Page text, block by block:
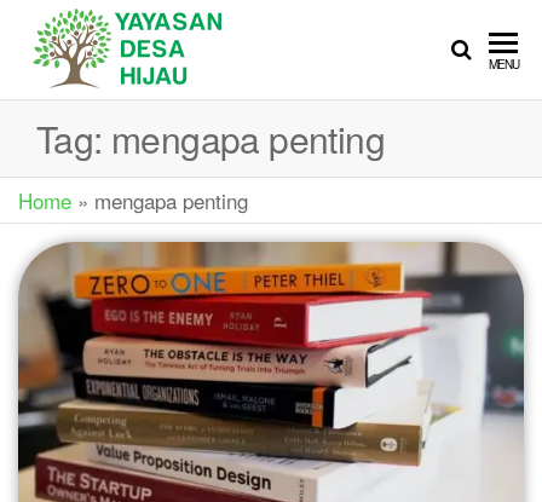
DESA
HIJAU
MENU
Tag: mengapa penting
Home » mengapa penting